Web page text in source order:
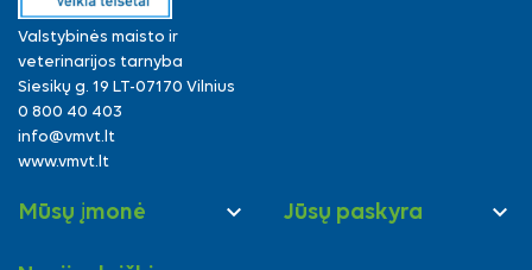
Valstybinės maisto ir
veterinarijos tarnyba
Siesikų g. 19 LT-07170 Vilnius
0 800 40 403
info@vmvt.lt
www.vmvt.lt
Mūsų įmonė  Jūsų paskyra 